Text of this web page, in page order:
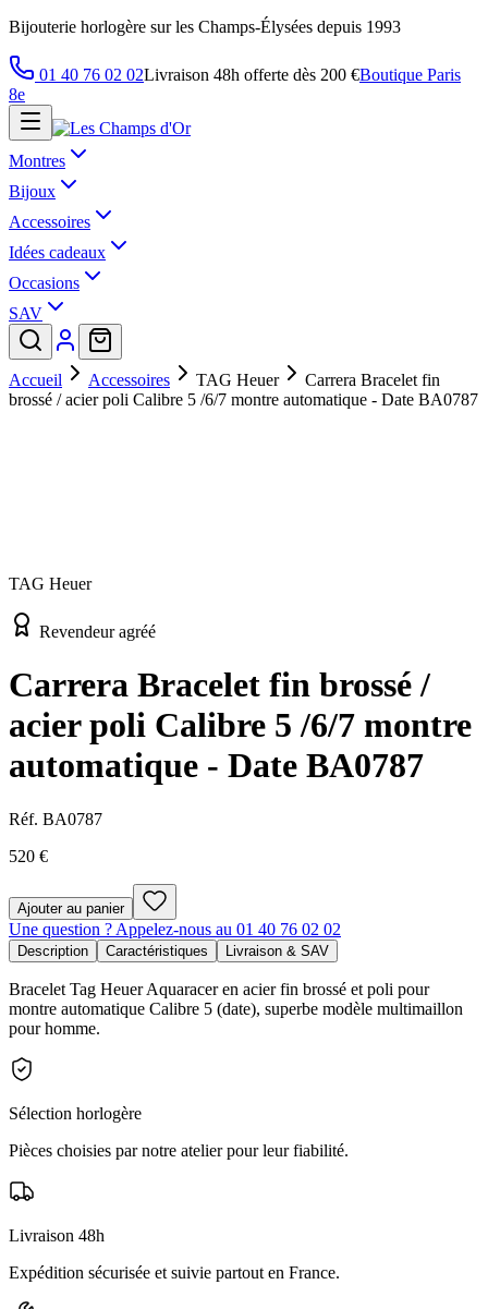
Bijouterie horlogère sur les Champs-Élysées depuis 1993
01 40 76 02 02Livraison 48h offerte dès 200 €Boutique Paris
8e
Montres
Bijoux
Accessoires
Idées cadeaux
Occasions
SAV
Accueil Accessoires TAG Heuer
Carrera Bracelet fin
brossé / acier poli Calibre 5 /6/7 montre automatique - Date BA0787
TAG Heuer
Revendeur agréé
Carrera Bracelet fin brossé /
acier poli Calibre 5 /6/7 montre
automatique - Date BA0787
Réf. BA0787
520 €
Ajouter au panier
Une question ? Appelez-nous au 01 40 76 02 02
Description Caractéristiques Livraison & SAV
Bracelet Tag Heuer Aquaracer en acier fin brossé et poli pour
montre automatique Calibre 5 (date), superbe modèle multimaillon
pour homme.
Sélection horlogère
Pièces choisies par notre atelier pour leur fiabilité.
Livraison 48h
Expédition sécurisée et suivie partout en France.